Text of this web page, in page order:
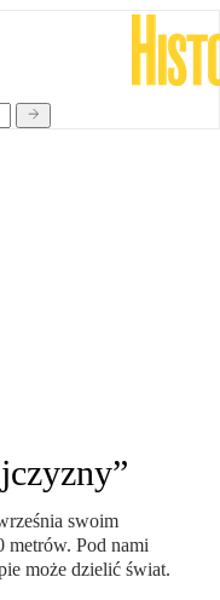
swoim
metrów. Pod nami
może dzielić świat.